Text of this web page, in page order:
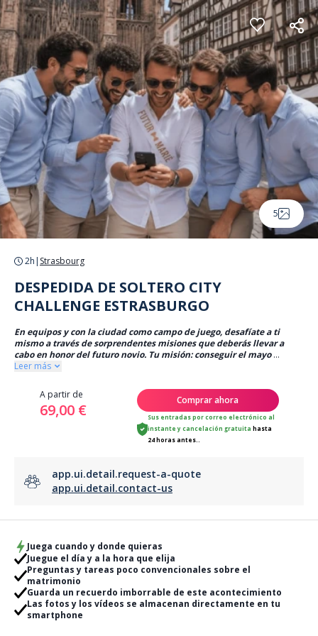
Panel de gestión de cookies
5
2h | Strasbourg
DESPEDIDA DE SOLTERO CITY
CHALLENGE ESTRASBURGO
En equipos y con la ciudad como campo de juego, desafíate a ti
mismo a través de sorprendentes misiones que deberás llevar a
cabo en honor del futuro novio. Tu misión: conseguir el mayo ...
Leer más
A partir de
69,00 €
Comprar ahora
Sus entradas por correo electrónico al
instante ycancelación gratuita hasta
24 horas antes..
app.ui.detail.request-a-quote
app.ui.detail.contact-us
Juega cuando y donde quieras
Juegue el día y a la hora que elija
Preguntas y tareas poco convencionales sobre el
matrimonio
Guarda un recuerdo imborrable de este acontecimiento
Las fotos y los vídeos se almacenan directamente en tu
smartphone